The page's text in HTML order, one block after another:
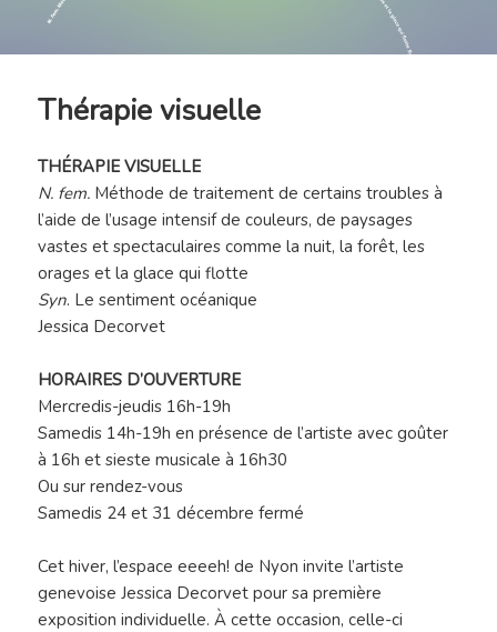
Thérapie visuelle
THÉRAPIE VISUELLE
N. fem. Méthode de traitement de certains troubles à
l’aide de l’usage intensif de couleurs, de paysages
vastes et spectaculaires comme la nuit, la forêt, les
orages et la glace qui flotte
Syn. Le sentiment océanique
Jessica Decorvet
HORAIRES D’OUVERTURE
Mercredis-jeudis 16h-19h
Samedis 14h-19h en présence de l’artiste avec goûter
à 16h et sieste musicale à 16h30
Ou sur rendez-vous
Samedis 24 et 31 décembre fermé
Cet hiver, l’espace eeeeh! de Nyon invite l’artiste
genevoise Jessica Decorvet pour sa première
exposition individuelle. À cette occasion, celle-ci